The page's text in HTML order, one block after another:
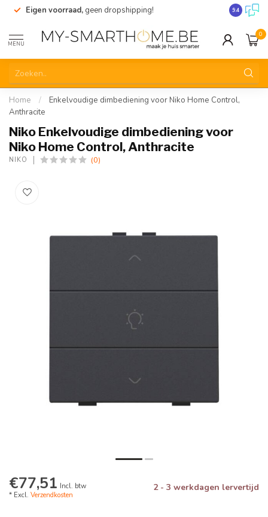
Eigen voorraad, geen dropshipping! 9.4
MENU
0
Home /
Enkelvoudige dimbediening voor Niko Home Control,
Anthracite
Niko Enkelvoudige dimbediening voor
Niko Home Control, Anthracite
NIKO (0)
€77,51 Incl. btw
* Excl. Verzendkosten
2 - 3 werkdagen lervertijd